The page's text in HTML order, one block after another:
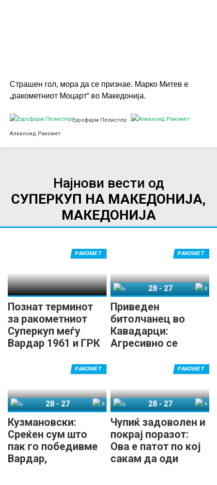
Страшен гол, мора да се признае. Марко Митев е
„ракометниот Моцарт“ во Македонија.
Еурофарм Пелистер
Алкалоид Ракомет
Најнови вести од
СУПЕРКУП НА МАКЕДОНИЈА,
МАКЕДОНИЈА
Познат терминот
за ракометниот
Суперкуп меѓу
Вардар 1961 и ГРК
РАКОМЕТ
Приведен
битолчанец во
Кавадарци:
Агресивно се
играчите на Вардар
РАКОМЕТ
28-27
Кузмановски:
Среќен сум што
пак го победивме
Вардар,
РАКОМЕТ
28-27
Чупиќ задоволен и
покрај поразот:
Ова е патот по кој
сакам да оди
РАКОМЕТ
28-27